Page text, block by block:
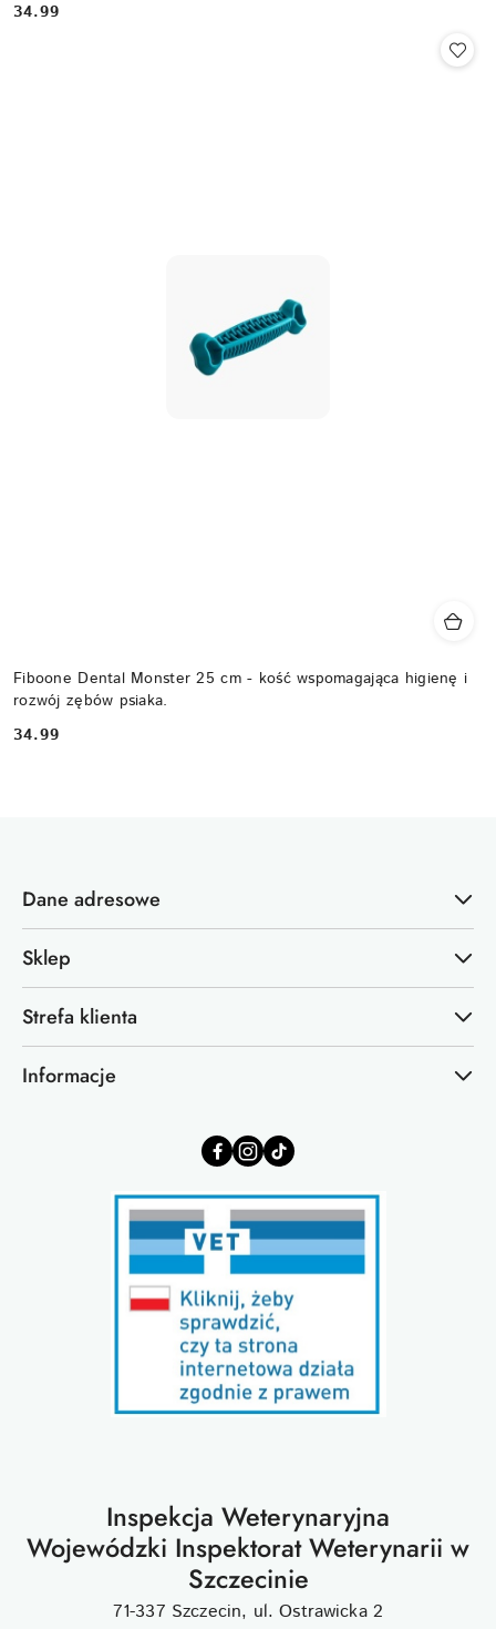
Cena:
34.99
Fiboone Dental Monster 25 cm - kość wspomagająca higienę i
rozwój zębów psiaka.
Cena:
34.99
Dane adresowe
Sklep
Strefa klienta
Informacje
Inspekcja Weterynaryjna
Wojewódzki Inspektorat Weterynarii w
Szczecinie
71-337 Szczecin, ul. Ostrawicka 2